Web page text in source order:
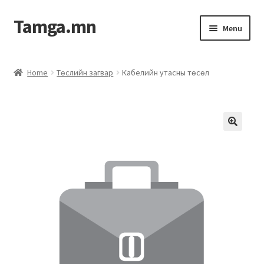
Tamga.mn Menu
Дотоод журмын багц
Home Төслийн загвар Кабелийн утасны төсөл